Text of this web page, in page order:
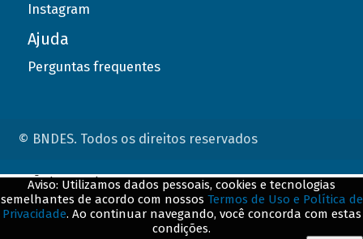
Instagram
Ajuda
Perguntas frequentes
© BNDES. Todos os direitos reservados
Aviso: Utilizamos dados pessoais, cookies e tecnologias
semelhantes de acordo com nossos Termos de Uso e Política de
Privacidade. Ao continuar navegando, você concorda com estas
condições.
ConteÃºdo complementar
${title}${badge}